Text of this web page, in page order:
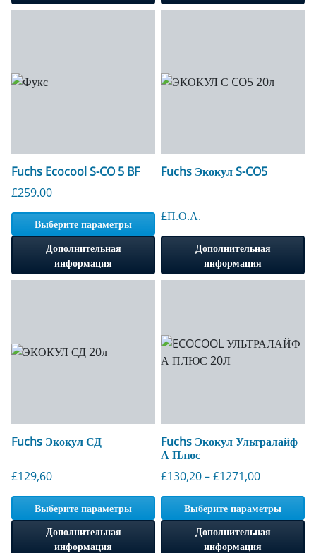
Fuchs Ecocool S-CO 5 BF
£259.00
Выберите параметры
Дополнительная
информация
Fuchs Экокул S-CO5
£П.О.А.
Дополнительная
информация
Fuchs Экокул СД
£129,60
Выберите параметры
Дополнительная
информация
Fuchs Экокул Ультралайф
А Плюс
£130,20–£1271,00Диапазон
Выберите параметры
Дополнительная
информация